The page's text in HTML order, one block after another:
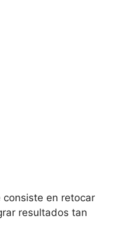
consiste en retocar
resultados tan